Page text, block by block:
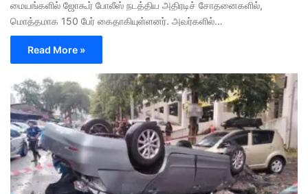
மையங்களில் ஜோகூர் போலீஸ் நடத்திய அதிரடிச் சோதனைகளில்,
மொத்தமாக 150 பேர் கைதாகியுள்ளனர். அவர்களில்…
Read More »